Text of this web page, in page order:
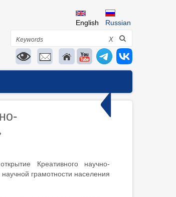
Russian
English
Search X
Креативного научно-
грамотности населения